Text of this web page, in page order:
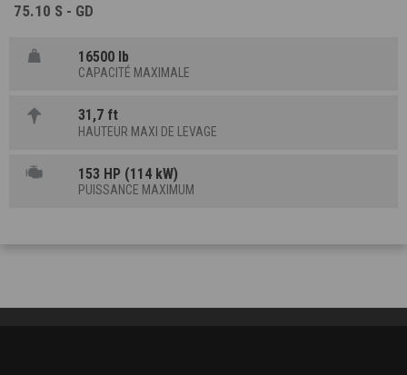
75.10 S - GD
16500 lb
CAPACITÉ MAXIMALE
31,7 ft
HAUTEUR MAXI DE LEVAGE
153 HP (114 kW)
PUISSANCE MAXIMUM